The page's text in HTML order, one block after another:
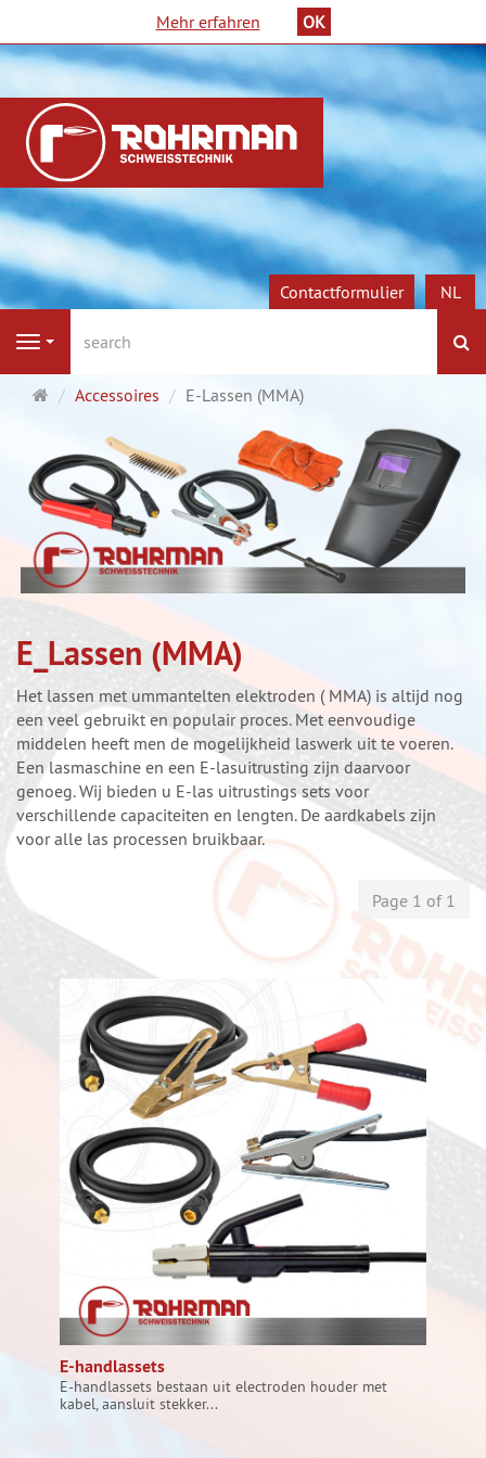
Mehr erfahren OK
Contactformulier NL
Navigation
Startpagina
Accessoires E-Lassen (MMA)
E_Lassen (MMA)
Het lassen met ummantelten elektroden ( MMA) is altijd nog
een veel gebruikt en populair proces. Met eenvoudige
middelen heeft men de mogelijkheid laswerk uit te voeren.
Een lasmaschine en een E-lasuitrusting zijn daarvoor
genoeg. Wij bieden u E-las uitrustings sets voor
verschillende capaciteiten en lengten. De aardkabels zijn
voor alle las processen bruikbaar.
Page 1 of 1
E-handlassets
E-handlassets bestaan uit electroden houder met
kabel, aansluit stekker...